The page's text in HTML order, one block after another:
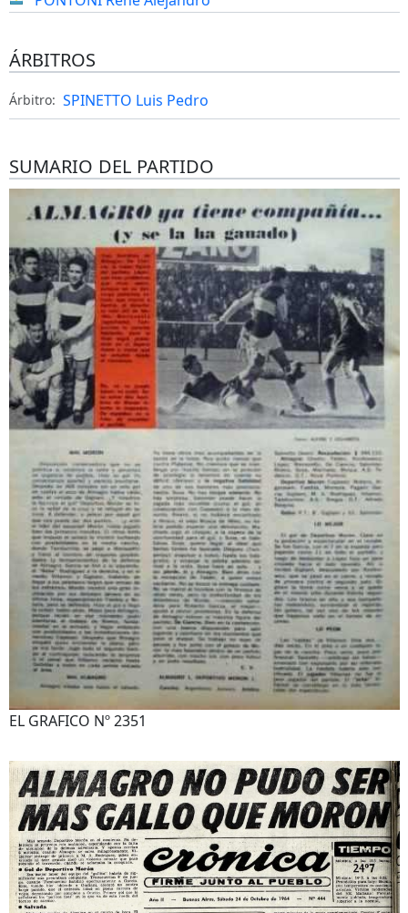
ÁRBITROS
Árbitro: SPINETTO Luis Pedro
SUMARIO DEL PARTIDO
EL GRAFICO Nº 2351